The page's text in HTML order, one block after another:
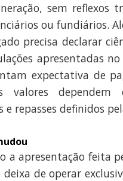
sem reflexos
ou fundiários.
precisa declarar
apresentadas
expectativa de
valores dependem
e repasses definidos
a apresentação feita
deixa de operar